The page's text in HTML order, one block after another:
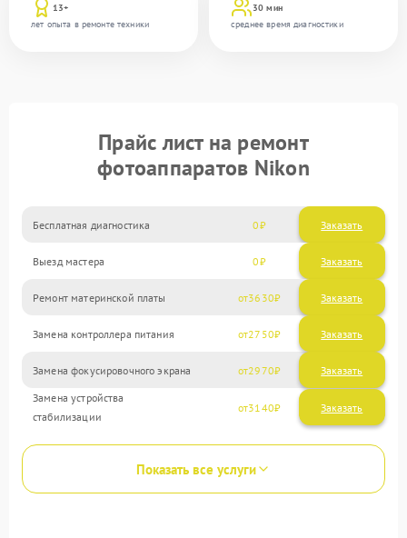
13+
лет опыта в ремонте техники
30 мин
среднее время диагностики
Прайс лист на ремонт
фотоаппаратов Nikon
Бесплатная диагностика 0 Заказать
Выезд мастера 0 Заказать
Ремонт материнской платы 3630
Замена контроллера питания 2750
Замена фокусировочного экрана 2970
Замена устройства
стабилизации
3140
Показать все услуги